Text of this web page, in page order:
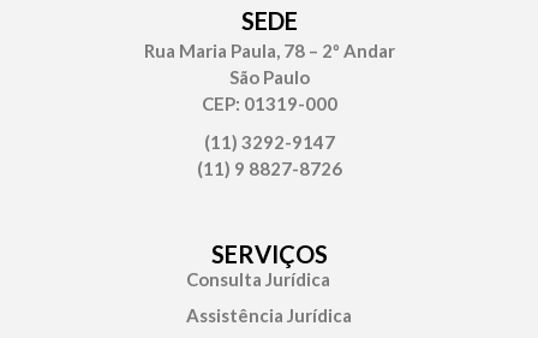
SEDE
Rua Maria Paula, 78 – 2º Andar
São Paulo
CEP: 01319-000
(11) 3292-9147
(11) 9 8827-8726
SERVIÇOS
Consulta Jurídica
Assistência Jurídica